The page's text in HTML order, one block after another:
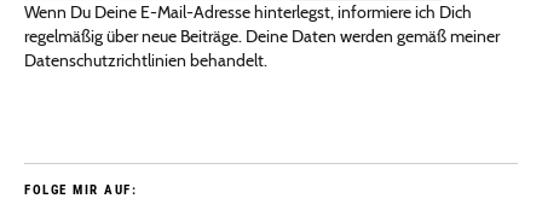
Wenn Du Deine E-Mail-Adresse hinterlegst, informiere ich Dich
regelmäßig über neue Beiträge. Deine Daten werden gemäß meiner
Datenschutzrichtlinien behandelt.
FOLGE MIR AUF: